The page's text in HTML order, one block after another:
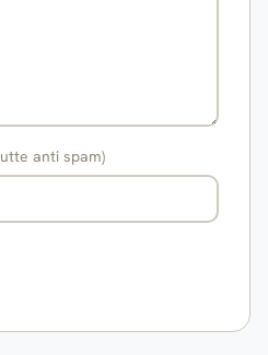
anti spam)